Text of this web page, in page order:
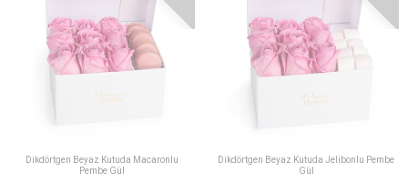
Dikdörtgen Beyaz Kutuda Macaronlu
Pembe Gül
Dikdörtgen Beyaz Kutuda Jelibonlu Pembe
Gül